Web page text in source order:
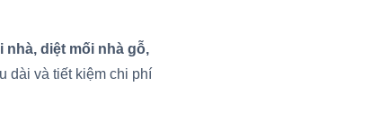
nhà, diệt mối nhà gỗ,
dài và tiết kiệm chi phí